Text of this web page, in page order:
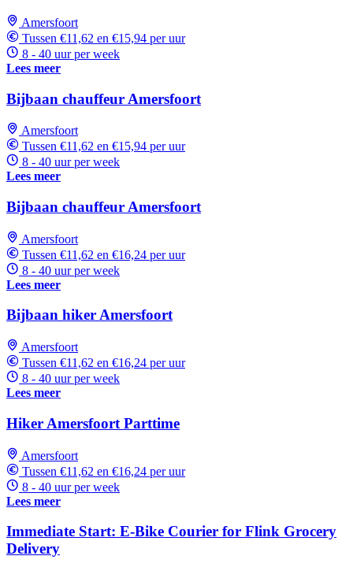
Amersfoort
Tussen €11,62 en €15,94 per uur
8 - 40 uur per week
Lees meer
Bijbaan chauffeur Amersfoort
Amersfoort
Tussen €11,62 en €15,94 per uur
8 - 40 uur per week
Lees meer
Bijbaan chauffeur Amersfoort
Amersfoort
Tussen €11,62 en €16,24 per uur
8 - 40 uur per week
Lees meer
Bijbaan hiker Amersfoort
Amersfoort
Tussen €11,62 en €16,24 per uur
8 - 40 uur per week
Lees meer
Hiker Amersfoort Parttime
Amersfoort
Tussen €11,62 en €16,24 per uur
8 - 40 uur per week
Lees meer
Immediate Start: E-Bike Courier for Flink Grocery
Delivery